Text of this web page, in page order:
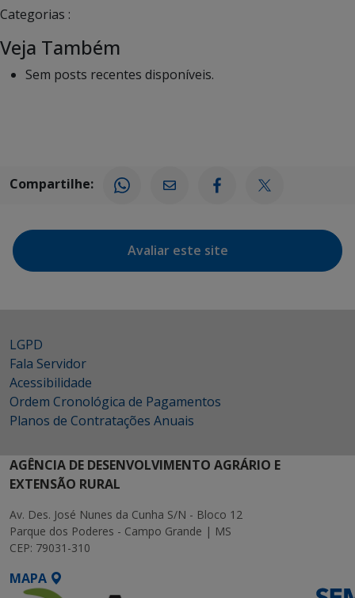
Categorias :
Veja Também
Sem posts recentes disponíveis.
Compartilhe:
Avaliar este site
LGPD
Fala Servidor
Acessibilidade
Ordem Cronológica de Pagamentos
Planos de Contratações Anuais
AGÊNCIA DE DESENVOLVIMENTO AGRÁRIO E
EXTENSÃO RURAL
Av. Des. José Nunes da Cunha S/N - Bloco 12
Parque dos Poderes - Campo Grande | MS
CEP: 79031-310
MAPA